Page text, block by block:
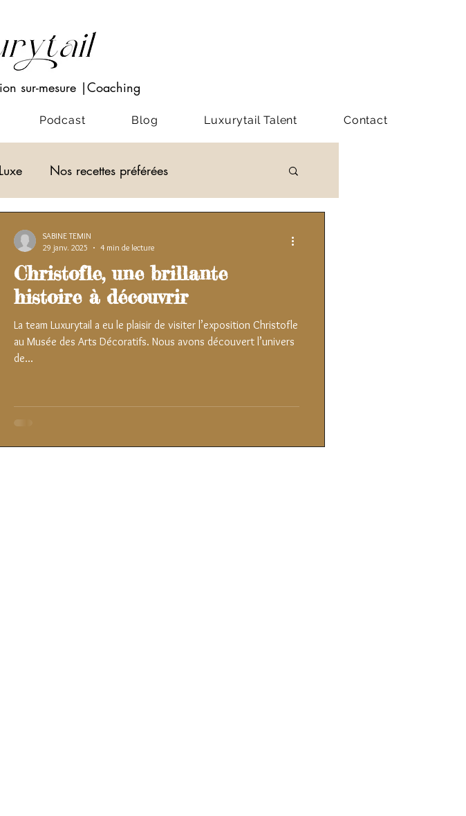
sur-mesure |Coaching
Podcast Blog Luxurytail Talent Contact
Nos recettes préférées
- Expositions
luxe
Christofle, une brillante
histoire à découvrir
La team Luxurytail a eu le plaisir de visiter l’exposition Christofle
au Musée des Arts Décoratifs. Nous avons découvert l’univers
de...
SABINE TEMIN
29 janv. 2025
4 min de lecture